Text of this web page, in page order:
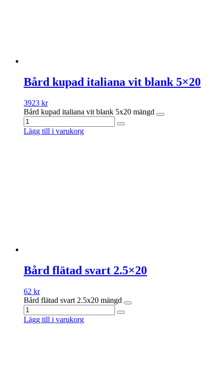
Bård kupad italiana vit blank 5×20
3923 kr
Bård kupad italiana vit blank 5x20 mängd
Lägg till i varukorg
Bård flätad svart 2.5×20
62 kr
Bård flätad svart 2.5x20 mängd
Lägg till i varukorg